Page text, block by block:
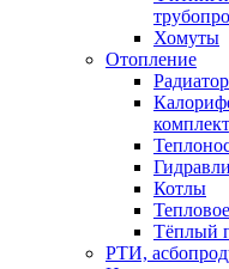
Хомуты
Отопление
Котлы
Тёплый
РТИ,